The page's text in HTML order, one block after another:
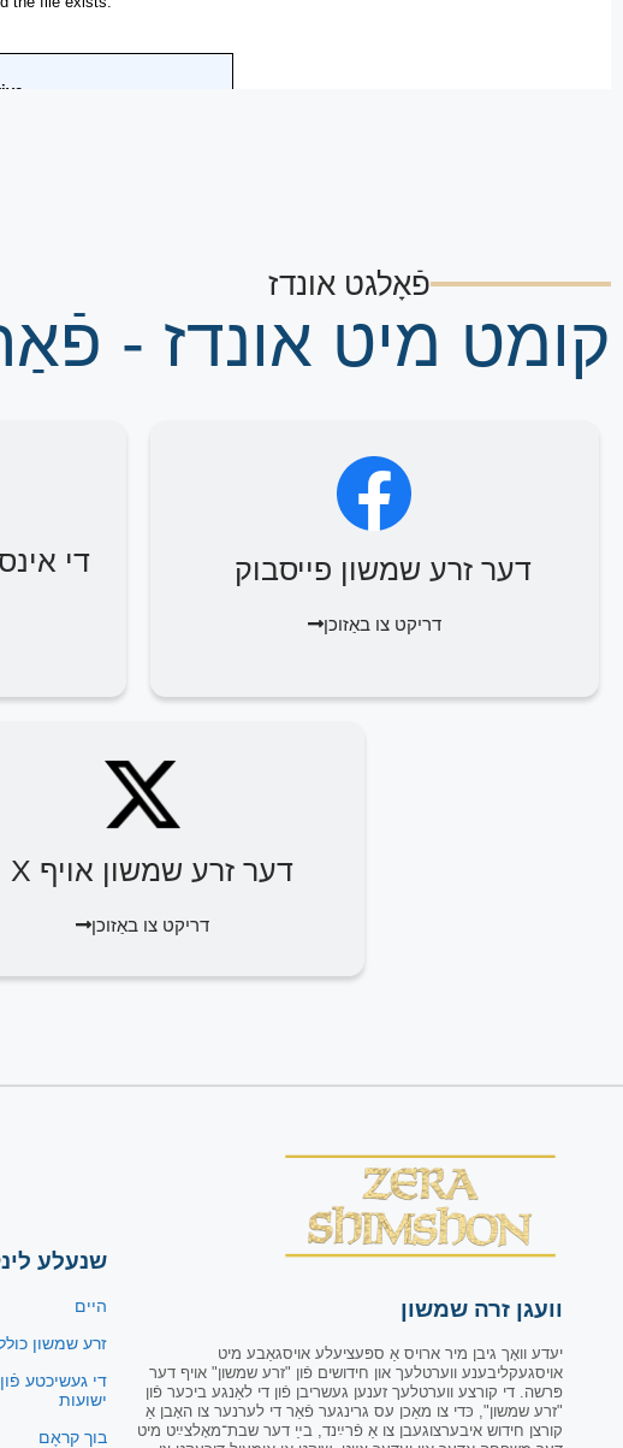
פֿאָלגט אונדז
קומט מיט אונדז -
דער זרע שמשון פייסבוק
דריקט צו באַזוכן
די
דער זרע שמשון אויף X
דריקט צו באַזוכן
וועגן זרה שמשון
יעדע וואָך גיבן מיר ארויס אַ ספּעציעלע אויסגאַבע מיט
אויסגעקליבענע ווערטלעך און חידושים פֿון "זרע שמשון" אויף דער
פּרשה. די קורצע ווערטלעך זענען געשריבן פֿון די לאַנגע ביכער פֿון
"זרע שמשון", כּדי צו מאַכן עס גרינגער פֿאַר די לערנער צו האָבן אַ
קורצן חידוש איבערצוגעבן צו אַ פֿרײַנד, בײַ דער שבת־מאָלצײַט מיט
שנעלע
היים
זרע שמשון
די געשיכטע פֿון
ישועות
בוך קראָם